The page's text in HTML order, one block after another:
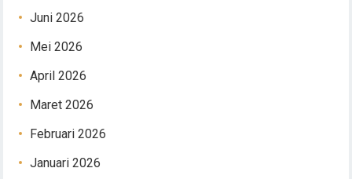
Juni 2026
Mei 2026
April 2026
Maret 2026
Februari 2026
Januari 2026